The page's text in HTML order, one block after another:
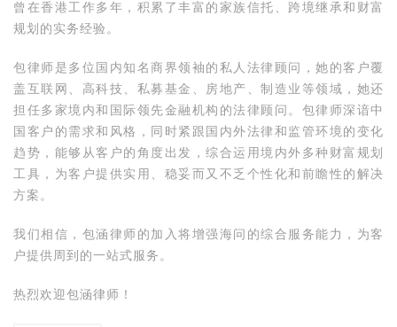
曾在香港工作多年，积累了丰富的家族信托、跨境继承和财富
规划的实务经验。
包律师是多位国内知名商界领袖的私人法律顾问，她的客户覆
盖互联网、高科技、私募基金、房地产、制造业等领域，她还
担任多家境内和国际领先金融机构的法律顾问。包律师深谙中
国客户的需求和风格，同时紧跟国内外法律和监管环境的变化
趋势，能够从客户的角度出发，综合运用境内外多种财富规划
工具，为客户提供实用、稳妥而又不乏个性化和前瞻性的解决
方案。
我们相信，包涵律师的加入将增强海问的综合服务能力，为客
户提供周到的一站式服务。
热烈欢迎包涵律师！